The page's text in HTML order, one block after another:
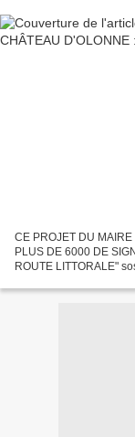
CE PROJET DU
PLUS DE 6000 DE
ROUTE LITTORALE"
dessous) Le...